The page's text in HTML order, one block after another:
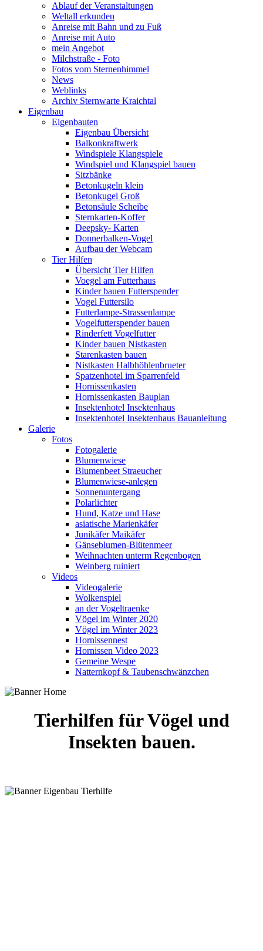
Ablauf der Veranstaltungen
Weltall erkunden
Anreise mit Bahn und zu Fuß
Anreise mit Auto
mein Angebot
Milchstraße - Foto
Fotos vom Sternenhimmel
News
Weblinks
Archiv Sternwarte Kraichtal
Eigenbau
Eigenbauten
Eigenbau Übersicht
Balkonkraftwerk
Windspiele Klangspiele
Windspiel und Klangspiel bauen
Sitzbänke
Betonkugeln klein
Betonkugel Groß
Betonsäule Scheibe
Sternkarten-Koffer
Deepsky- Karten
Donnerbalken-Vogel
Aufbau der Webcam
Tier Hilfen
Übersicht Tier Hilfen
Voegel am Futterhaus
Kinder bauen Futterspender
Vogel Futtersilo
Futterlampe-Strassenlampe
Vogelfutterspender bauen
Rinderfett Vogelfutter
Kinder bauen Nistkasten
Starenkasten bauen
Nistkasten Halbhöhlenbrueter
Spatzenhotel im Sparrenfeld
Hornissenkasten
Hornissenkasten Bauplan
Insektenhotel Insektenhaus
Insektenhotel Insektenhaus Bauanleitung
Galerie
Fotos
Fotogalerie
Blumenwiese
Blumenbeet Straeucher
Blumenwiese-anlegen
Sonnenuntergang
Polarlichter
Hund, Katze und Hase
asiatische Marienkäfer
Junikäfer Maikäfer
Gänseblumen-Blütenmeer
Weihnachten unterm Regenbogen
Weinberg ruiniert
Videos
Videogalerie
Wolkenspiel
an der Vogeltraenke
Vögel im Winter 2020
Vögel im Winter 2023
Hornissennest
Hornissen Video 2023
Gemeine Wespe
Natternkopf & Taubenschwänzchen
Tierhilfen für Vögel und
Insekten bauen.